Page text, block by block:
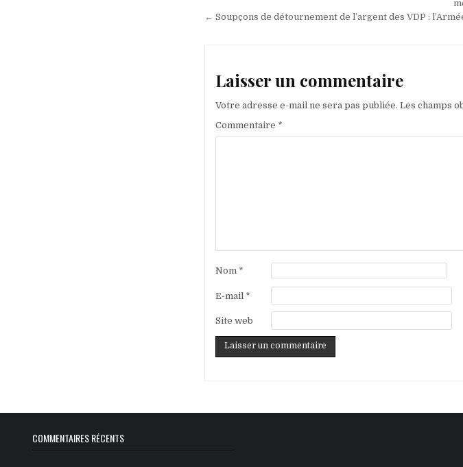
de
l’article
← Soupçons de détournement de l’argent des VDP :
Laisser un commentaire
Votre adresse e-mail ne sera pas publiée. Les champs
Commentaire *
Nom *
E-mail *
Site web
COMMENTAIRES RÉCENTS